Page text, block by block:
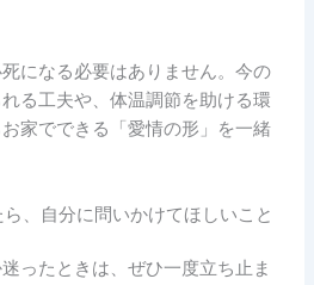
死になる必要はありません。今の
る工夫や、体温調節を助ける環
家でできる「愛情の形」を一緒
、自分に問いかけてほしいこと
ったときは、ぜひ一度立ち止ま